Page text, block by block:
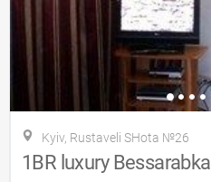
Kyiv, Rustaveli SHota №26
1BR luxury Bessarabka